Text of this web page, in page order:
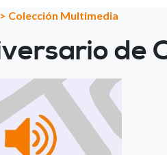
> Colección Multimedia
de